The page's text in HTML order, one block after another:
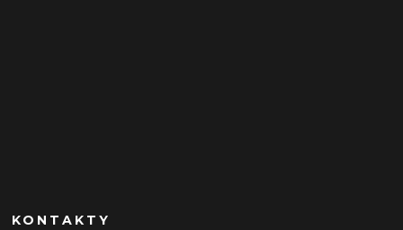
KONTAKTY